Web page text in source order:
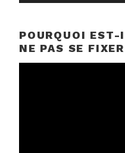
POURQUOI
NE PAS SE